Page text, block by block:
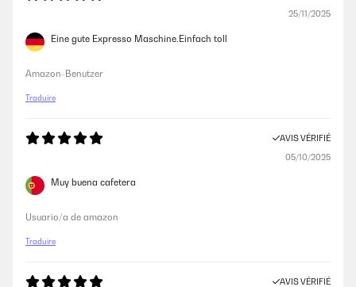
25/11/2025
Eine gute Expresso Maschine.Einfach toll
Amazon-Benutzer
Traduire
AVIS VÉRIFIÉ
05/10/2025
Muy buena cafetera
Usuario/a de amazon
Traduire
AVIS VÉRIFIÉ